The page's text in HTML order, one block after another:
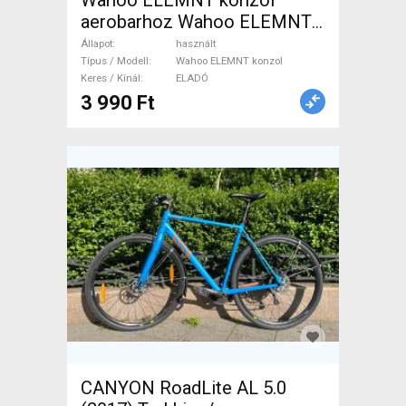
aerobarhoz Wahoo ELEMNT
konzol Computer / GPS /
Kamera használt ELADÓ
Állapot
használt
Típus / Modell
Wahoo ELEMNT konzol
Keres / Kínál
ELADÓ
3 990 Ft
CANYON RoadLite AL 5.0